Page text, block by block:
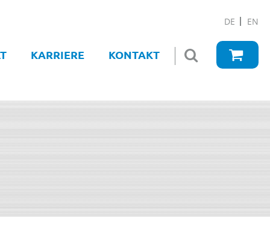
DE EN
KARRIERE KONTAKT